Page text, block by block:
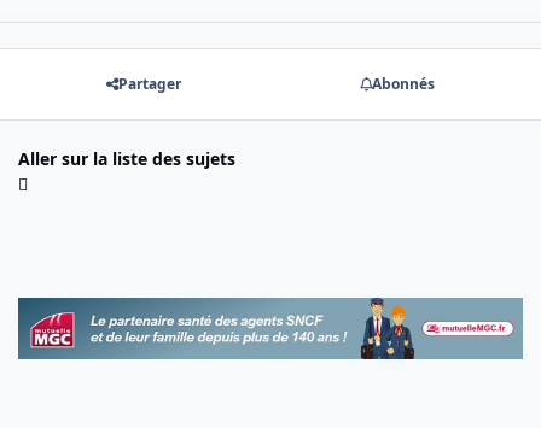
Partager Abonnés
Aller sur la liste des sujets